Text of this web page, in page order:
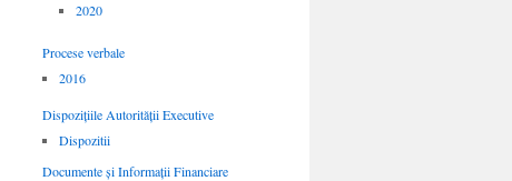
2020
Procese verbale
2016
Dispozițiile Autorității Executive
Dispozitii
Documente și Informații Financiare